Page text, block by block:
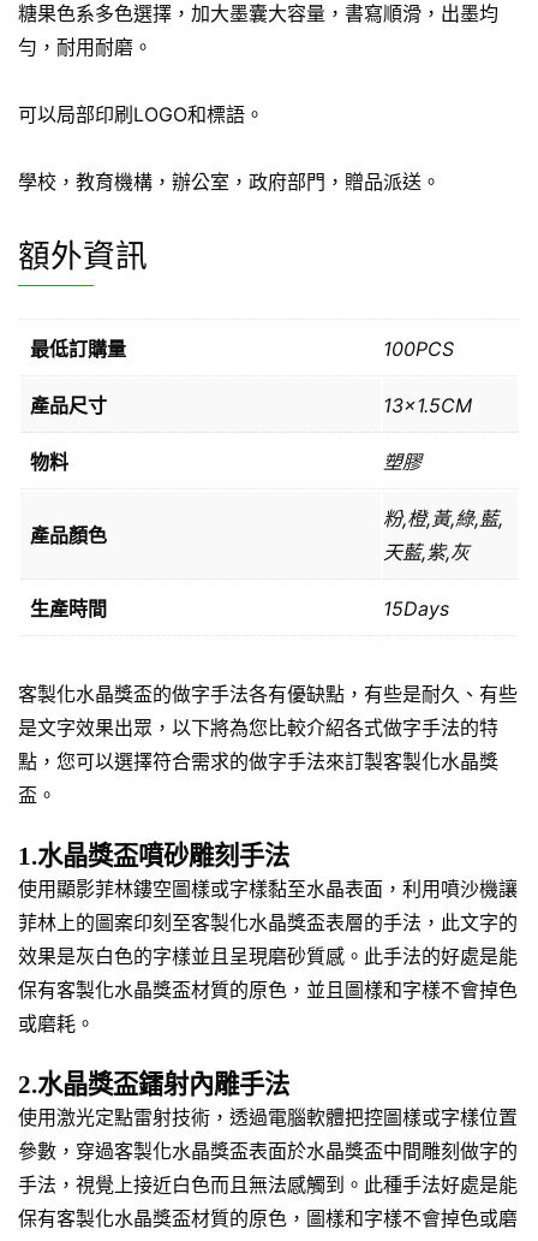
糖果色系多色選擇，加大墨囊大容量，書寫順滑，出墨均
勻，耐用耐磨。
可以局部印刷LOGO和標語。
學校，教育機構，辦公室，政府部門，贈品派送。
額外資訊
最低訂購量 100PCS
產品尺寸 13×1.5CM
物料 塑膠
產品顏色
粉,橙,黃,綠,藍,
天藍,紫,灰
生產時間 15Days
客製化水晶獎盃的做字手法各有優缺點，有些是耐久、有些
是文字效果出眾，以下將為您比較介紹各式做字手法的特
點，您可以選擇符合需求的做字手法來訂製客製化水晶獎
盃。
1.水晶獎盃噴砂雕刻手法
使用顯影菲林鏤空圖樣或字樣黏至水晶表面，利用噴沙機讓
菲林上的圖案印刻至客製化水晶獎盃表層的手法，此文字的
效果是灰白色的字樣並且呈現磨砂質感。此手法的好處是能
保有客製化水晶獎盃材質的原色，並且圖樣和字樣不會掉色
或磨耗。
2.水晶獎盃鐳射內雕手法
使用激光定點雷射技術，透過電腦軟體把控圖樣或字樣位置
參數，穿過客製化水晶獎盃表面於水晶獎盃中間雕刻做字的
手法，視覺上接近白色而且無法感觸到。此種手法好處是能
保有客製化水晶獎盃材質的原色，圖樣和字樣不會掉色或磨